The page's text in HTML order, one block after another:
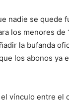
nadie se quede
los menores
la bufanda
los abonos
vínculo entre el